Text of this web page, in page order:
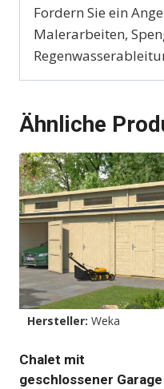
Fordern Sie ein
Malerarbeiten,
Ähnliche
Hersteller: Weka
Chalet mit
geschlossener Garage